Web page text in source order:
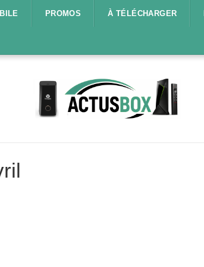
PROMOS À TÉLÉCHARGER